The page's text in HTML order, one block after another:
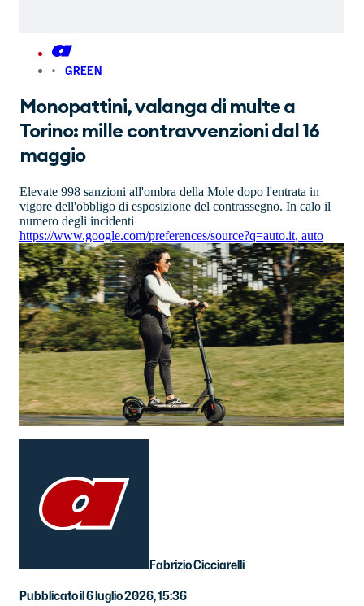
GREEN
Monopattini, valanga di multe a
Torino: mille contravvenzioni dal 16
maggio
Elevate 998 sanzioni all'ombra della Mole dopo l'entrata in
vigore dell'obbligo di esposizione del contrassegno. In calo il
numero degli incidenti
https://www.google.com/preferences/source?q=auto.it, auto
Fabrizio Cicciarelli
Pubblicato il 6 luglio 2026, 15:36